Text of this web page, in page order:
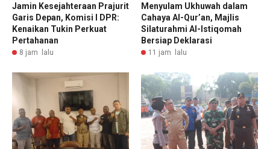
Jamin Kesejahteraan Prajurit
Garis Depan, Komisi I DPR:
Kenaikan Tukin Perkuat
Pertahanan
8 jam lalu
Menyulam Ukhuwah dalam
Cahaya Al-Qur’an, Majlis
Silaturahmi Al-Istiqomah
Bersiap Deklarasi
11 jam lalu